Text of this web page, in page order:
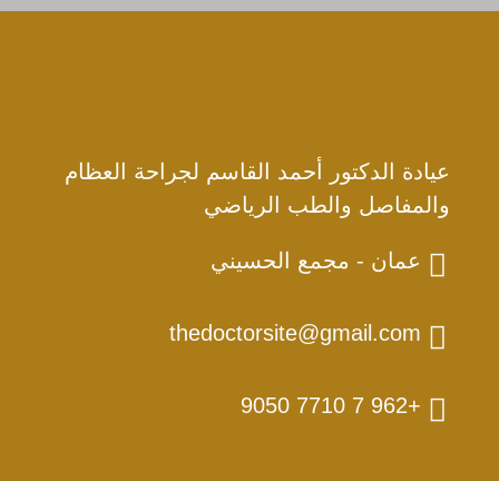
عيادة الدكتور أحمد القاسم لجراحة العظام
والمفاصل والطب الرياضي
عمان - مجمع الحسيني
thedoctorsite@gmail.com
+962 7 7710 9050